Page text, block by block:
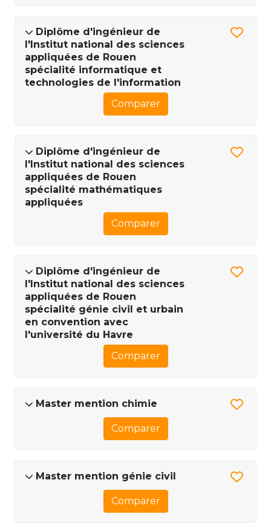
Diplôme d'ingénieur de
l'Institut national des sciences
appliquées de Rouen
spécialité informatique et
technologies de l'information
Comparer
Diplôme d'ingénieur de
l'Institut national des sciences
appliquées de Rouen
spécialité mathématiques
appliquées
Comparer
Diplôme d'ingénieur de
l'Institut national des sciences
appliquées de Rouen
spécialité génie civil et urbain
en convention avec
l'université du Havre
Comparer
Master mention chimie
Comparer
Master mention génie civil
Comparer